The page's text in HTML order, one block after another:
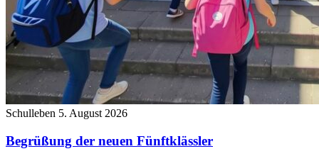
Schulleben 5. August 2026
Begrüßung der neuen Fünftklässler